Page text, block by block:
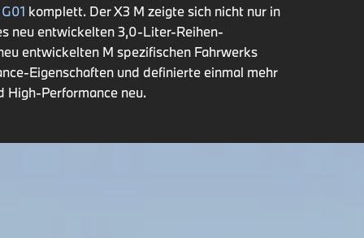
komplett. Der X3 M zeigte sich nicht nur in
neu entwickelten 3,0-Liter-Reihen-
entwickelten M spezifischen Fahrwerks
Eigenschaften und definierte einmal mehr
High-Performance neu.